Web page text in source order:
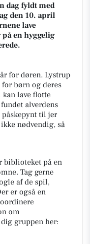
dag fyldt med
den 10. april
lave
en hyggelig
for døren. Lystrup
børn og deres
lave flotte
alverdens
påskepynt til jer
nødvendig, så
biblioteket på en
Tag gerne
af de spil,
er også en
om
gruppen her: